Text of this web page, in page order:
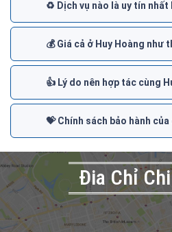
♻️ Dịch vụ nào là uy tín nhất
💰 Giá cả ở Huy Hoàng như
👍 Lý do nên hợp tác cùng
💝 Chính sách bảo hành
Đia Chỉ